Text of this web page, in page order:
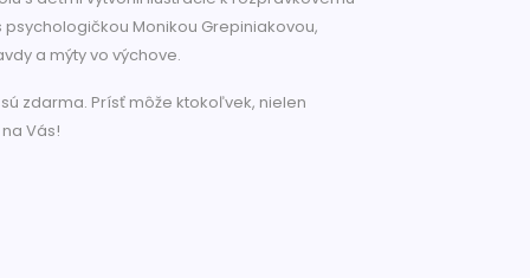
Monikou Grepiniakovou,
a mýty vo výchove.
zdarma. Prísť môže ktokoľvek, nielen
Vás!